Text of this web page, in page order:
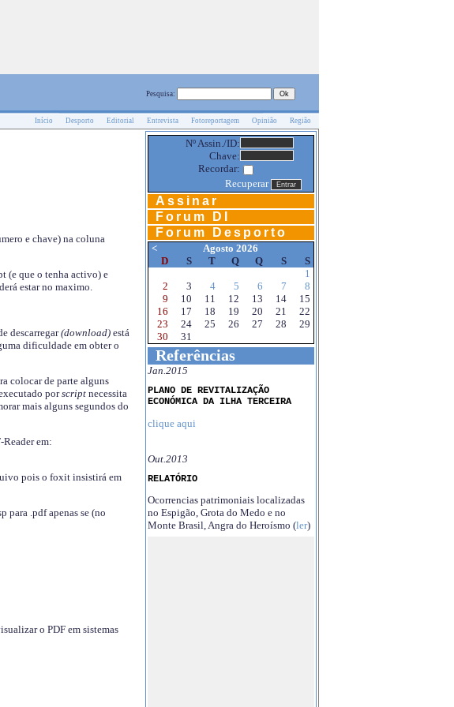
Pesquisa:
Início Desporto Editorial Entrevista Fotoreportagem Opinião Região
e chave) na coluna
(e que o tenha activo) e
estar no maximo.
descarregar(download)está
dificuldade em obter o
colocar de parte alguns
porscriptnecessita
mais alguns segundos do
em:
pois o foxit insistirá em
para .pdf apenas se (no
o PDF em sistemas
Nº Assin./ID:
Chave:
Recordar:
Recuperar
Assinar
Forum DI
Forum Desporto
<
Agosto 2026
D
S T Q Q S
S
1
2
3 4 5 6 7
8
9
10 11 12 13 14
15
16
17 18 19 20 21
22
23
24 25 26 27 28
29
30
31
Referências
Jan.2015
PLANO DE REVITALIZAÇÃO
ECONÓMICA DA ILHA TERCEIRA
clique aqui
Out.2013
RELATÓRIO
Ocorrencias patrimoniais localizadas
no Espigão, Grota do Medo e no
Monte Brasil, Angra do Heroísmo (ler)